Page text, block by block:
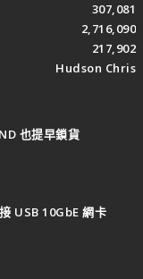
307,081
2,716,090
217,902
Hudson Chris
也提早鎖貨
USB 10GbE 網卡